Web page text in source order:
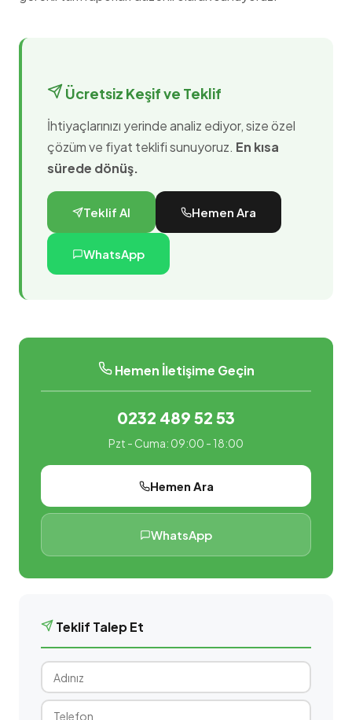
Ücretsiz Keşif ve Teklif
İhtiyaçlarınızı yerinde analiz ediyor, size özel
çözüm ve fiyat teklifi sunuyoruz. En kısa
sürede dönüş.
Teklif Al Hemen Ara
WhatsApp
Hemen İletişime Geçin
0232 489 52 53
Pzt - Cuma: 09:00 - 18:00
Hemen Ara
WhatsApp
Teklif Talep Et